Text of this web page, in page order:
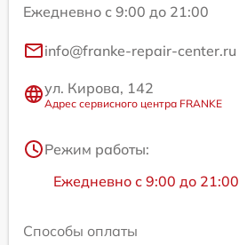
Ежедневно с 9:00 до 21:00
info@franke-repair-center.ru
ул. Кирова, 142
Адрес сервисного центра FRANKE
Режим работы:
Ежедневно с 9:00 до 21:00
Способы оплаты